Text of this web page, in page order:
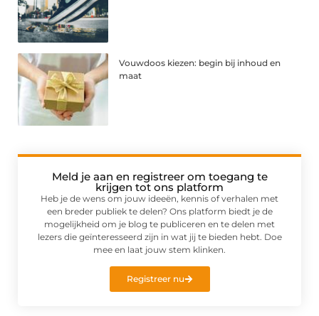
Vouwdoos kiezen: begin bij inhoud en
maat
Meld je aan en registreer om toegang te
krijgen tot ons platform
Heb je de wens om jouw ideeën, kennis of verhalen met
een breder publiek te delen? Ons platform biedt je de
mogelijkheid om je blog te publiceren en te delen met
lezers die geïnteresseerd zijn in wat jij te bieden hebt. Doe
mee en laat jouw stem klinken.
Registreer nu